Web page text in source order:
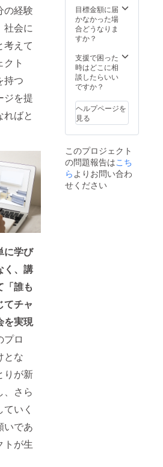
の経験
社会に
考えて
ト
持つ
ジを提
ばと
に学び
く、講
「誰も
てチャ
を実現
プロ
とな
りが新
、さら
いく
いであ
トが生
ただき
ます。
※こちら
のコー
効期限
は2025
年3月か
ら1年間
目指し
ます。
講師の
フルサ
で大き
なプロ
ジェク
トを動
い方に
おすす
めで
す。 6
カ月に1
回個別
セッ
ション
が付い
してい
きま
す。 体
系的に
ノウハ
ウから4
か月目
からは
ス
フェー
ズに入
り、メ
だけで
なく講
師と直
接メー
ルやオ
目標金額に届
かなかった場
合どうなりま
すか？
支援で困った
時はどこに相
談したらいい
ですか？
ヘルプページを
見る
このプロジェクト
の問題報告はこち
らよりお問い合わ
せください